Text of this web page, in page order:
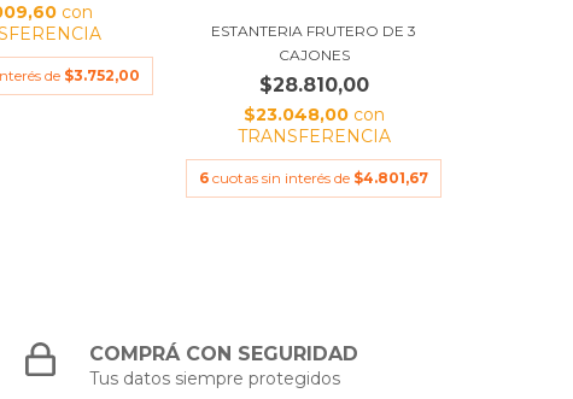
con
de $3.752,00
ESTANTERIA FRUTERO DE 3
CAJONES
$28.810,00
$23.048,00 con
TRANSFERENCIA
6 cuotas sin interés de $4.801,67
COMPRÁ CON SEGURIDAD
Tus datos siempre protegidos